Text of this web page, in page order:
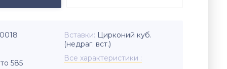
585
Вставки Цирконий куб.
(недраг. вст.)
Все характеристики